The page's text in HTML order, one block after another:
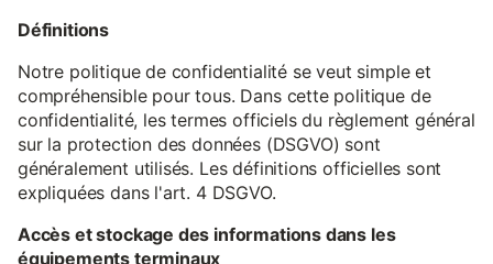
Définitions
Notre politique de confidentialité se veut simple et
compréhensible pour tous. Dans cette politique de
confidentialité, les termes officiels du règlement général
sur la protection des données (DSGVO) sont
généralement utilisés. Les définitions officielles sont
expliquées dans l'art. 4 DSGVO.
Accès et stockage des informations dans les
équipements terminaux